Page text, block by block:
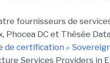
fournisseurs de
Phocea DC et Thésée
de certification «
Services Providers in